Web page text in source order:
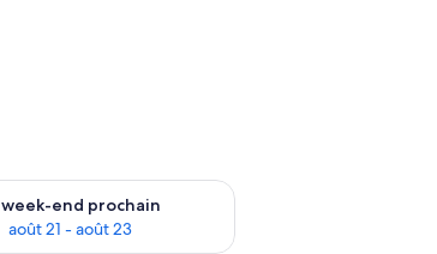
16
week-end prochain
août 21 - août 23
pour le week-end prochain août 21 -